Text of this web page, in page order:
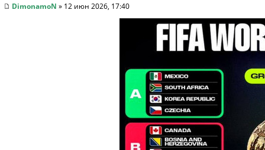
DimonamoN » 12 июн 2026, 17:40